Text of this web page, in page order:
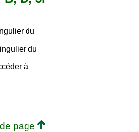
du
du
à
page